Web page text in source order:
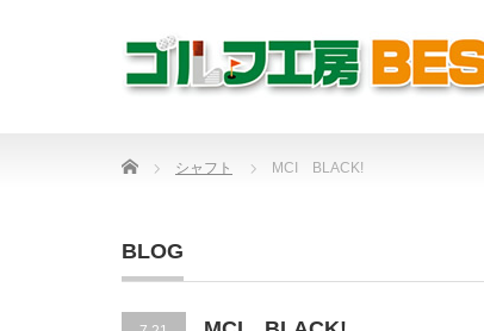
Home シャフト MCI BLACK!
BLOG